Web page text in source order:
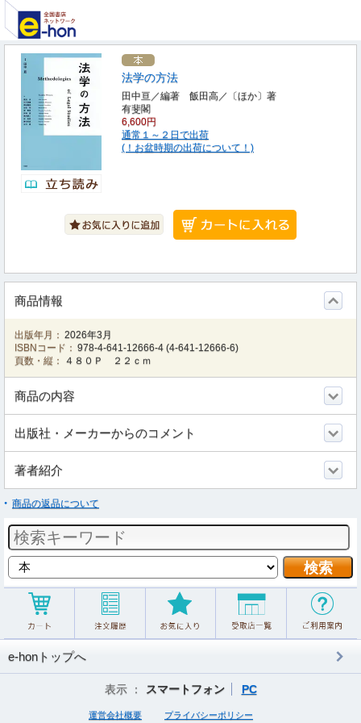
法学の方法
田中亘／編著 飯田高／〔ほか〕著
有斐閣
6,600円
通常１～２日で出荷
(！お盆時期の出荷について！)
商品情報
出版年月： 2026年3月
ISBNコード： 978-4-641-12666-4 (4-641-12666-6)
頁数・縦：
４８０Ｐ ２２ｃｍ
商品の内容
出版社・メーカーからのコメント
著者紹介
商品の返品について
e-honトップへ
表示 ： スマートフォン PC
運営会社概要 プライバシーポリシー